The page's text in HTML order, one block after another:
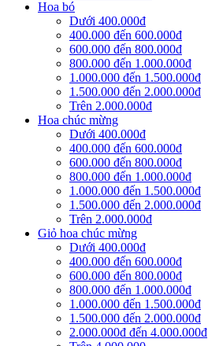
Hoa bó
Dưới 400.000đ
400.000 đến 600.000đ
600.000 đến 800.000đ
800.000 đến 1.000.000đ
1.000.000 đến 1.500.000đ
1.500.000 đến 2.000.000đ
Trên 2.000.000đ
Hoa chúc mừng
Dưới 400.000đ
400.000 đến 600.000đ
600.000 đến 800.000đ
800.000 đến 1.000.000đ
1.000.000 đến 1.500.000đ
1.500.000 đến 2.000.000đ
Trên 2.000.000đ
Giỏ hoa chúc mừng
Dưới 400.000đ
400.000 đến 600.000đ
600.000 đến 800.000đ
800.000 đến 1.000.000đ
1.000.000 đến 1.500.000đ
1.500.000 đến 2.000.000đ
2.000.000đ đến 4.000.000đ